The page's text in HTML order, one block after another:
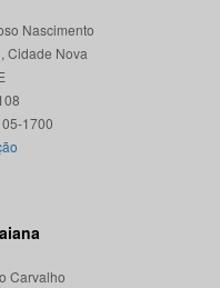
Nascimento
Cidade Nova
Carvalho